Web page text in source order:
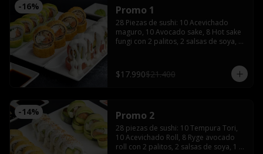
-16% Promo 1
28 Piezas de sushi: 10 Acevichado
maguro, 10 Avocado sake, 8 Hot sake
fungi con 2 palitos, 2 salsas de soya, 1
$17.990$21.400
-14% Promo 2
28 piezas de sushi: 10 Tempura Tori,
10 Acevichado Roll, 8 Ryge avocado
roll con 2 palitos, 2 salsas de soya, 1